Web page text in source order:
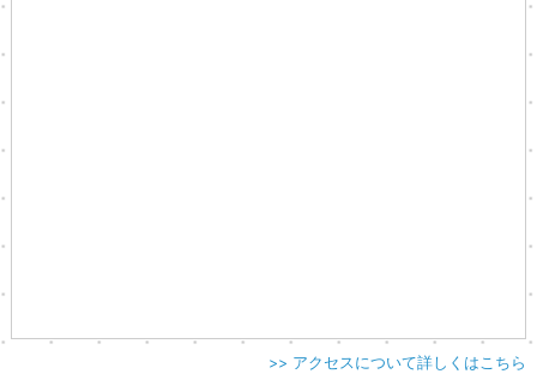
>> アクセスについて詳しくはこちら